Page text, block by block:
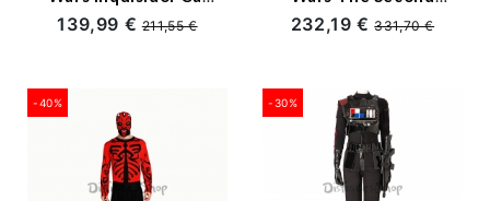
Cosplay -
Personalizado
139,99 €211,55 €
Sister Cosplay -
Personalizado
232,19 €331,70 €
-40% -30%